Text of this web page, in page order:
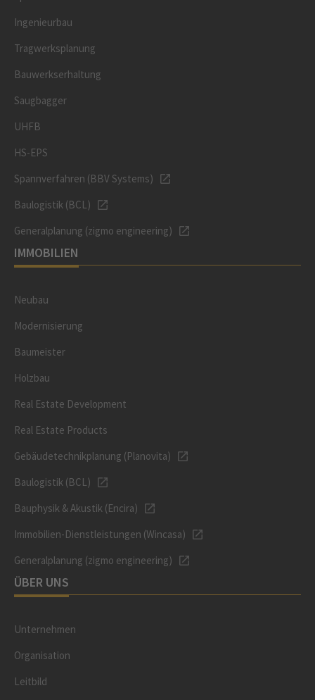
Ingenieurbau
Tragwerksplanung
Bauwerkserhaltung
Saugbagger
UHFB
HS-EPS
Spannverfahren (BBV Systems)
Baulogistik (BCL)
Generalplanung (zigmo engineering)
IMMOBILIEN
Neubau
Modernisierung
Baumeister
Holzbau
Real Estate Development
Real Estate Products
Gebäudetechnikplanung (Planovita)
Baulogistik (BCL)
Bauphysik & Akustik (Encira)
Immobilien-Dienstleistungen (Wincasa)
Generalplanung (zigmo engineering)
ÜBER UNS
Unternehmen
Organisation
Leitbild